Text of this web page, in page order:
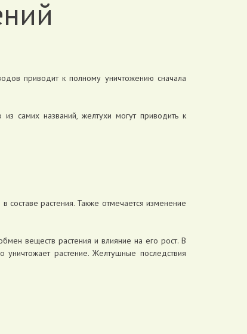
приводит к полному уничтожению сначала
самих названий, желтухи могут приводить к
растения. Также отмечается изменение
веществ растения и влияние на его рост. В
уничтожает растение. Желтушные последствия